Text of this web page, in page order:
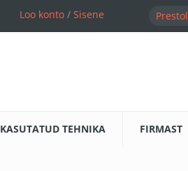
Loo konto/ Sisene
KASUTATUD TEHNIKA FIRMAST